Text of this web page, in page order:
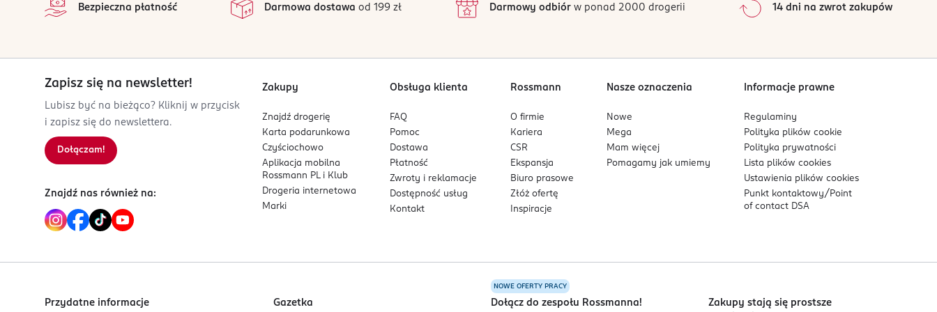
96-500 Sochaczew
4 008429 163838
1
0%
Sortowanie wgdata: od najnowszej
Bezpieczna płatność Darmowa dostawa od 199 zł Darmowy odbiórw ponad 2000 drogerii 14 dni na zwrot zakupów
Zapisz się na newsletter!
Lubisz być na bieżąco? Kliknij w przycisk
i zapisz się do newslettera.
Dołączam!
Znajdź nas również na:
Zakupy
Znajdź drogerię
Karta podarunkowa
Czyściochowo
Aplikacja mobilna
Rossmann PL i Klub
Drogeria internetowa
Marki
Obsługa klienta
FAQ
Pomoc
Dostawa
Płatność
Zwroty i reklamacje
Dostępność usług
Kontakt
Rossmann
O firmie
Kariera
CSR
Ekspansja
Biuro prasowe
Złóż ofertę
Inspiracje
Nasze oznaczenia
Nowe
Mega
Mam więcej
Pomagamy jak umiemy
Informacje prawne
Regulaminy
Polityka plikówcookie
Polityka prywatności
Lista plikówcookies
Ustawienia plikówcookies
Punkt kontaktowy/ Point
of contact DSA
Przydatne informacje Gazetka
NOWE OFERTY PRACY
Dołącz do zespołu Rossmanna! Zakupy stają się prostsze